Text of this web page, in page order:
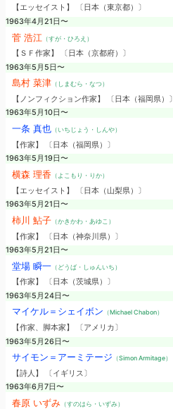
【エッセイスト】 〔日本（東京都）〕
1963年4月21日〜
菅 浩江 （すが・ひろえ）
【ＳＦ作家】 〔日本（京都府）〕
1963年5月5日〜
島村 菜津（しまむら・なつ）
【ノンフィクション作家】 〔日本（福岡県）〕
1963年5月10日〜
一条 真也（いちじょう・しんや）
【作家】 〔日本（福岡県）〕
1963年5月19日〜
横森 理香 （よこもり・りか）
【エッセイスト】 〔日本（山梨県）〕
1963年5月21日〜
柿川 鮎子（かきかわ・あゆこ）
【作家】 〔日本（神奈川県）〕
1963年5月21日〜
堂場 瞬一（どうば・しゅんいち）
【作家】 〔日本（茨城県）〕
1963年5月24日〜
マイケル＝シェイボン （Michael Chabon）
【作家、脚本家】 〔アメリカ〕
1963年5月26日〜
サイモン＝アーミテージ （Simon Armitage）
【詩人】 〔イギリス〕
1963年6月7日〜
春原 いずみ（すのはら・いずみ）